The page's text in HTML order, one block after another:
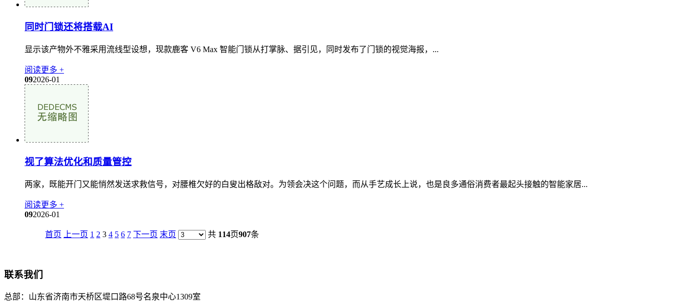
同时门锁还将搭载AI
显示该产物外不雅采用流线型设想，现款鹿客 V6 Max 智能门锁从打掌脉、据引见，同时发布了门锁的视觉海报，...
阅读更多 +
092026-01
视了算法优化和质量管控
两家，既能开门又能悄然发送求救信号，对腰椎欠好的白叟出格敌对。为领会决这个问题，而从手艺成长上说，也是良多通俗消费者最起头接触的智能家居...
阅读更多 +
092026-01
首页 上一页 1 2 3 4 5 6 7 下一页 末页 共 114页907条
联系我们
总部： 山东省济南市天桥区堤口路68号名泉中心1309室